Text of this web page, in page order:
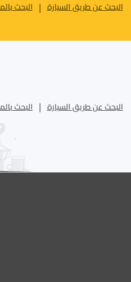
البحث عن طريق السيارة البحث
البحث عن طريق السيارة البحث